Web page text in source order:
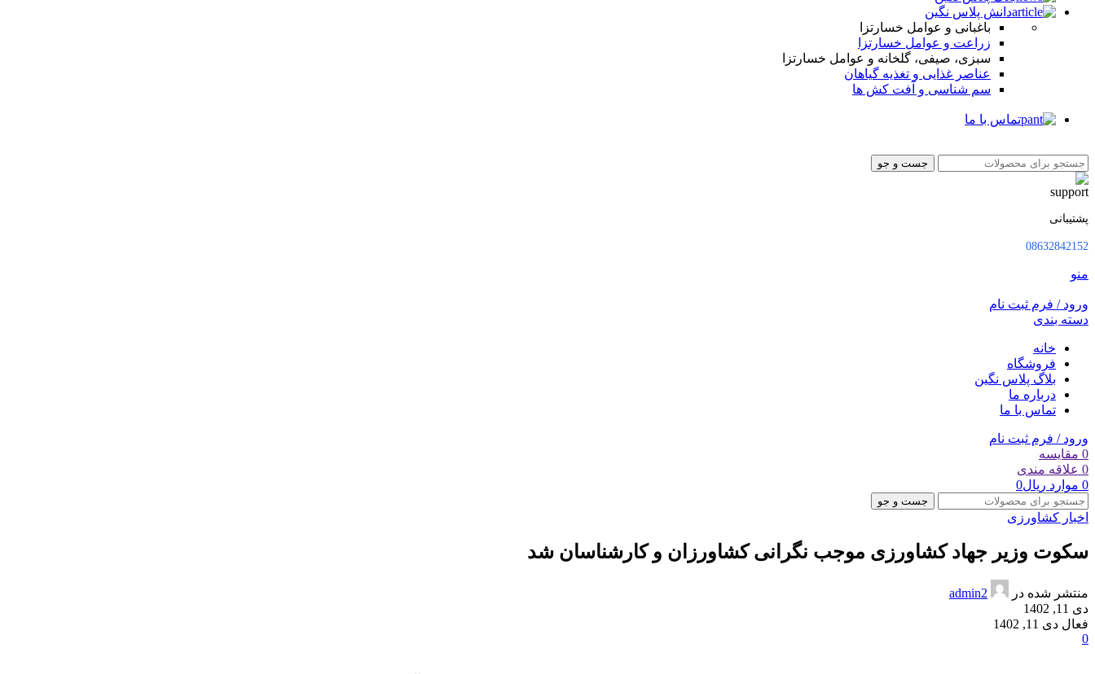
دانش پلاس نگین
باغبانی و عوامل خسارتزا
زراعت و عوامل خسارتزا
سبزی، صیفی، گلخانه و عوامل خسارتزا
عناصر غذایی و تغذیه گیاهان
سم شناسی و آفت کش ها
تماس با ما
جست و جو
پشتیبانی
08632842152
منو
ورود / فرم ثبت نام
دسته بندی
خانه
فروشگاه
بلاگ پلاس نگین
درباره ما
تماس با ما
ورود / فرم ثبت نام
0 مقایسه
0 علاقه مندی
0 موارد ریال0
جست و جو
اخبار کشاورزی
سکوت وزیر جهاد کشاورزی موجب نگرانی کشاورزان و کارشناسان شد
منتشر شده در
admin2
دی 11, 1402
فعال دی 11, 1402
0